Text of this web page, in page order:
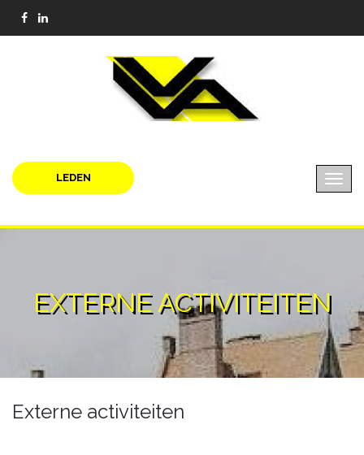
LEDEN
EXTERNE ACTIVITEITEN
Externe activiteiten